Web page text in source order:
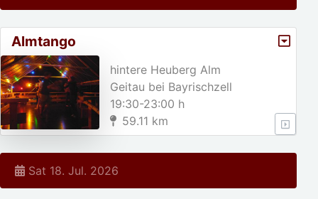
Almtango
hintere Heuberg Alm
Geitau bei Bayrischzell
19:30-23:00 h
59.11 km
Sat 18. Jul. 2026